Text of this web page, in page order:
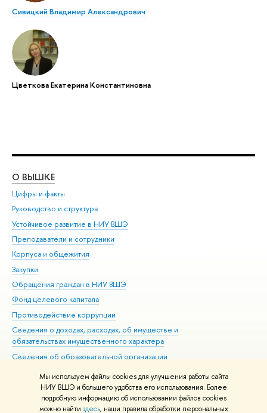
Мы используем файлы cookies для улучшения работы сайта
НИУ ВШЭ и большего удобства его использования. Более
подробную информацию об использовании файлов cookies
можно найти здесь, наши правила обработки персональных
Сивицкий Владимир Александрович
Цветкова Екатерина Константиновна
О ВЫШКЕ
Цифры и факты
Руководство и структура
Устойчивое развитие в НИУ ВШЭ
Преподаватели и сотрудники
Корпуса и общежития
Закупки
Обращения граждан в НИУ ВШЭ
Фонд целевого капитала
Противодействие коррупции
Сведения о доходах, расходах, об имуществе и
обязательствах имущественного характера
Сведения об образовательной организации
Людям с ограниченными возможностями здоровья
Единая платежная страница
Работа в Вышке